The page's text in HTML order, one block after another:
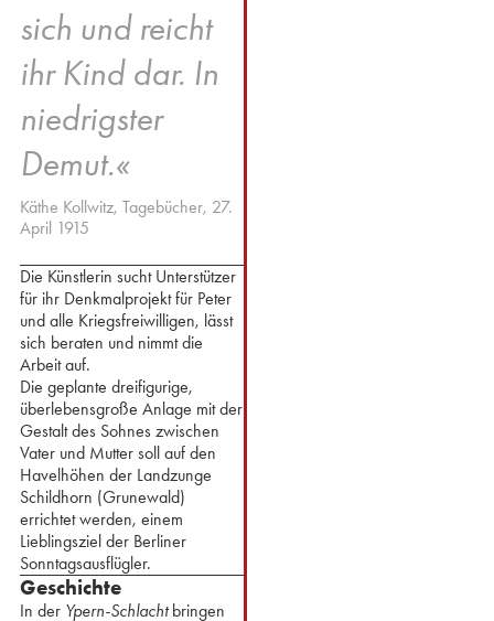
sich und reicht
ihr Kind dar. In
niedrigster
Demut.«⁢
⁢Käthe Kollwitz, Tagebücher, 27.
April 1915⁢
Die Künstlerin sucht Unterstützer
für ihr Denkmalprojekt für Peter
und alle Kriegsfreiwilligen, lässt
sich beraten und nimmt die
Arbeit auf.
⁢Die geplante dreifigurige,
überlebensgroße Anlage mit der
Gestalt des Sohnes zwischen
Vater und Mutter soll auf den
Havelhöhen der Landzunge
Schildhorn (Grunewald)
errichtet werden, einem
Lieblingsziel der Berliner
Sonntagsausflügler.
Geschichte
In der Ypern-Schlachtbringen